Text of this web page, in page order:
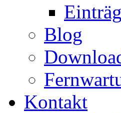
Blog
Kontakt